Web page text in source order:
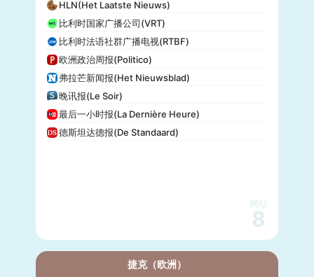
HLN(Het Laatste Nieuws)
比利时国家广播公司(VRT)
比利时法语社群广播电视(RTBF)
欧洲政治周报(Politico)
弗拉芒新闻报(Het Nieuwsblad)
晚讯报(Le Soir)
最后一小时报(La Dernière Heure)
德斯坦达德报(De Standaard)
网站
8
捷克（欧洲）